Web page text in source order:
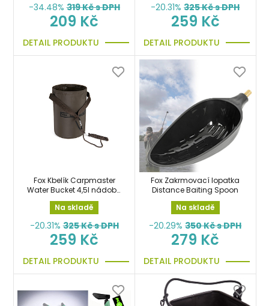
-34.48% 319Kč s DPH
209 Kč
DETAIL PRODUKTU
-20.31% 325Kč s DPH
259 Kč
DETAIL PRODUKTU
Fox Kbelík Carpmaster
Water Bucket 4,5l nádoba
skládací
Na skladě
-20.31% 325Kč s DPH
259 Kč
DETAIL PRODUKTU
Fox Zakrmovací lopatka
Distance Baiting Spoon
Na skladě
-20.29% 350Kč s DPH
279 Kč
DETAIL PRODUKTU